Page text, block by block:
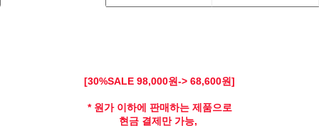
[30%SALE 98,000원-> 68,600원]
* 원가 이하에 판매하는 제품으로
현금 결제만 가능,